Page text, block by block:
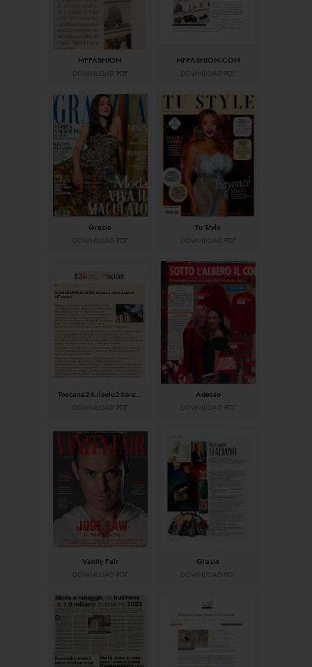
MFFASHION
DOWNLOAD PDF
MFFASHION.COM
DOWNLOAD PDF
Grazia
DOWNLOAD PDF
Tu Style
DOWNLOAD PDF
Toscana24.ilsole24ore.com
DOWNLOAD PDF
Adesso
DOWNLOAD PDF
Vanity Fair
DOWNLOAD PDF
Grazia
DOWNLOAD PDF